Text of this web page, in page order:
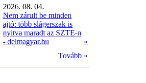
2026. 08. 04.
Nem zárult be minden
ajtó: több slágerszak is
nyitva maradt az SZTE-n
- delmagyar.hu
»
Tovább »